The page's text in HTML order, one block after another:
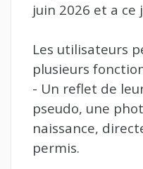
juin 2026 et a
Les utilisateurs
plusieurs
- Un reflet de
pseudo, une
naissance,
permis.